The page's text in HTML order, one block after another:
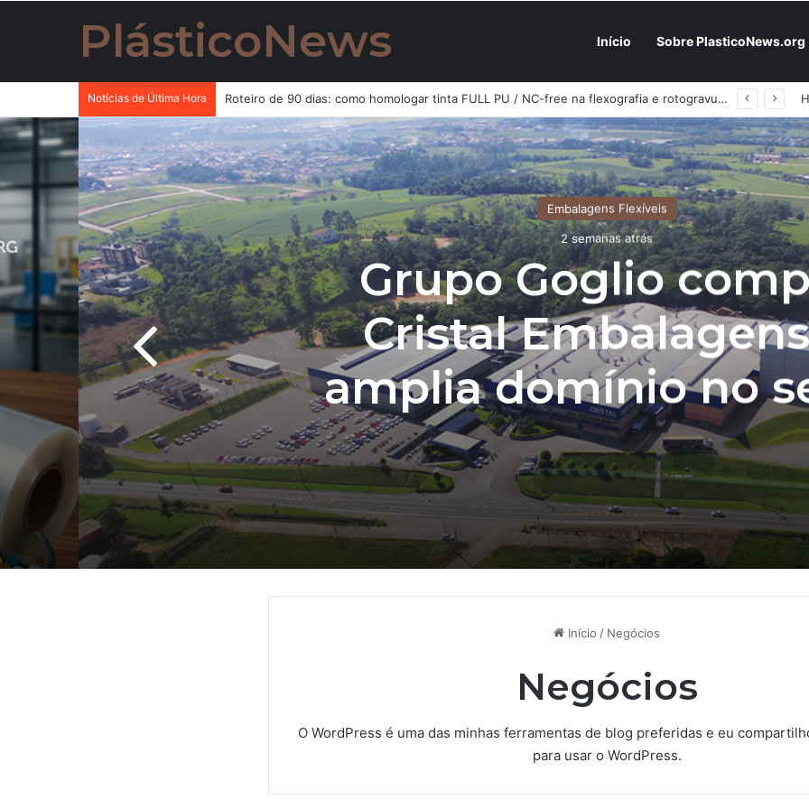
PlásticoNews Início Sobre PlasticoNews.org
Notícias de Última Hora Fabricantes já têm o “plano B” na prateleira: PU 100% / NC-free existe, mas ainda é pouco usado: a hora é transformar isso em projeto de resiliência
Embalagens Flexíveis
2 semanas atrás
Grupo Goglio
Cristal
amplia domínio no
de flexíveis no
Início / Negócios
Negócios
O WordPress é uma das minhas ferramentas de blog preferidas e eu
para usar o WordPress.